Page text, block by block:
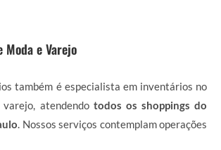
Moda e Varejo
também é especialista em inventários no
atendendo todos os shoppings do
. Nossos serviços contemplam operações